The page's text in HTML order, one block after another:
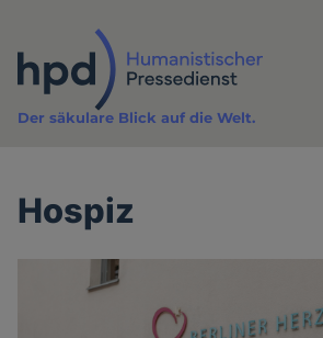
Inhalt
Der säkulare Blick auf die Welt.
Hospiz